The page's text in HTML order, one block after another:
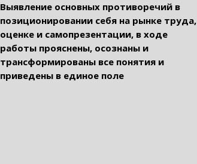
Выявление основных противоречий в
позиционировании себя на рынке труда,
оценке и самопрезентации, в ходе
работы прояснены, осознаны и
трансформированы все понятия и
приведены в единое поле